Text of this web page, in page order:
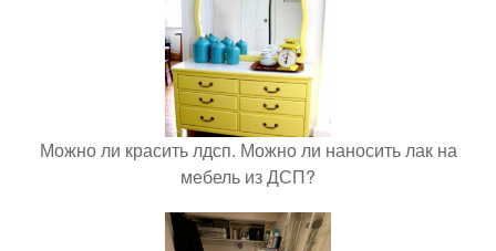
Можно ли красить лдсп. Можно ли наносить лак на
мебель из ДСП?